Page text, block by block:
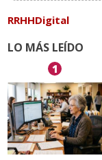
RRHHDigital
LO MÁS LEÍDO
1